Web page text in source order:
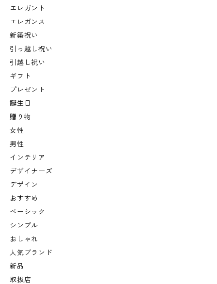
エレガント
エレガンス
新築祝い
引っ越し祝い
引越し祝い
ギフト
プレゼント
誕生日
贈り物
女性
男性
インテリア
デザイナーズ
デザイン
おすすめ
ベーシック
シンプル
おしゃれ
人気ブランド
新品
取扱店